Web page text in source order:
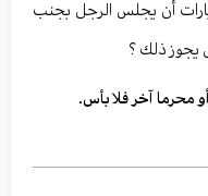
أن يجلس الرجل بجنب
يجوز ذلك ؟
محرما آخر فلا بأس.